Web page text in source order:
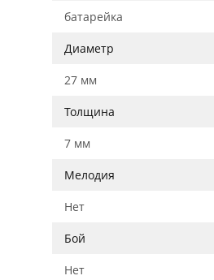
батарейка
Диаметр
27 мм
Толщина
7 мм
Мелодия
Нет
Бой
Нет